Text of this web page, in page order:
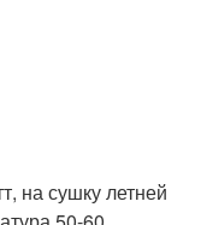
на сушку летней